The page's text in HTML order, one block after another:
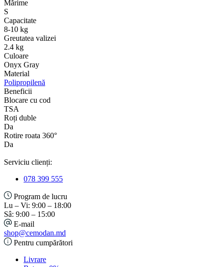
Mǎrime
S
Capacitate
8-10 kg
Greutatea valizei
2.4 kg
Culoare
Onyx Gray
Material
Polipropilenă
Beneficii
Blocare cu cod
TSA
Roți duble
Da
Rotire roata 360°
Da
Serviciu clienți:
078 399 555
Program de lucru
Lu – Vi: 9:00 – 18:00
Sâ: 9:00 – 15:00
E-mail
shop@cemodan.md
Pentru cumpărători
Livrare